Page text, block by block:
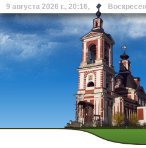
9 августа 2026 г., 20:16,